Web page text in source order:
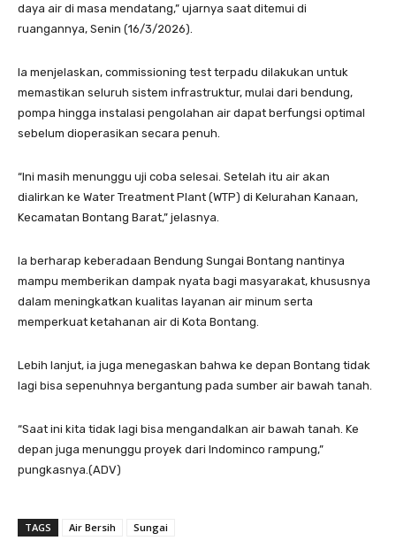
daya air di masa mendatang,” ujarnya saat ditemui di
ruangannya, Senin (16/3/2026).
Ia menjelaskan, commissioning test terpadu dilakukan untuk
memastikan seluruh sistem infrastruktur, mulai dari bendung,
pompa hingga instalasi pengolahan air dapat berfungsi optimal
sebelum dioperasikan secara penuh.
“Ini masih menunggu uji coba selesai. Setelah itu air akan
dialirkan ke Water Treatment Plant (WTP) di Kelurahan Kanaan,
Kecamatan Bontang Barat,” jelasnya.
Ia berharap keberadaan Bendung Sungai Bontang nantinya
mampu memberikan dampak nyata bagi masyarakat, khususnya
dalam meningkatkan kualitas layanan air minum serta
memperkuat ketahanan air di Kota Bontang.
Lebih lanjut, ia juga menegaskan bahwa ke depan Bontang tidak
lagi bisa sepenuhnya bergantung pada sumber air bawah tanah.
“Saat ini kita tidak lagi bisa mengandalkan air bawah tanah. Ke
depan juga menunggu proyek dari Indominco rampung,”
pungkasnya.(ADV)
TAGS Air Bersih Sungai